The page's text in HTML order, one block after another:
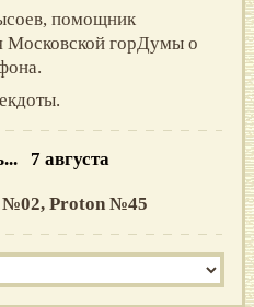
помощник
Московской гоpДyмы о
7 августа
№02, Proton №45